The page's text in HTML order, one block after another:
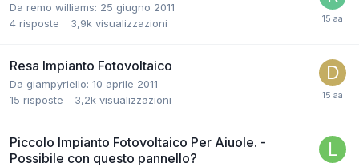
Da remo williams: 25 giugno 2011
4 risposte 3,9k visualizzazioni
Resa Impianto Fotovoltaico
Da giampyriello: 10 aprile 2011
15 risposte 3,2k visualizzazioni
Piccolo Impianto Fotovoltaico Per Aiuole. -
Possibile con questo pannello?